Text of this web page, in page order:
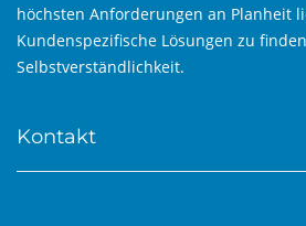
höchsten Anforderungen an Planheit
Kundenspezifische Lösungen zu
Selbstverständlichkeit.
Kontakt